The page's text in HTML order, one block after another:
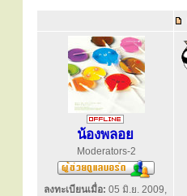
น้องพลอย
Moderators-2
ลงทะเบียนเมื่อ: 05 มิ.ย. 2009,